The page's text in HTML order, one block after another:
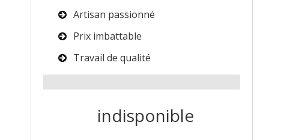
Artisan passionné
Prix imbattable
Travail de qualité
indisponible